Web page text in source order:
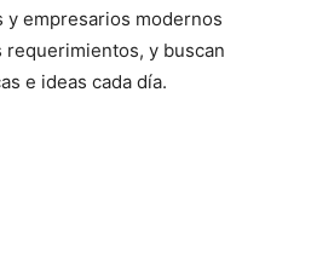
empresarios modernos
requerimientos, y buscan
e ideas cada día.